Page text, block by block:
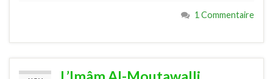
1 Commentaire